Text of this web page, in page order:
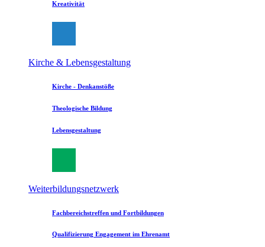
Kreativität
Kirche & Lebensgestaltung
Kirche - Denkanstöße
Theologische Bildung
Lebensgestaltung
Weiterbildungsnetzwerk
Fachbereichstreffen und Fortbildungen
Qualifizierung Engagement im Ehrenamt